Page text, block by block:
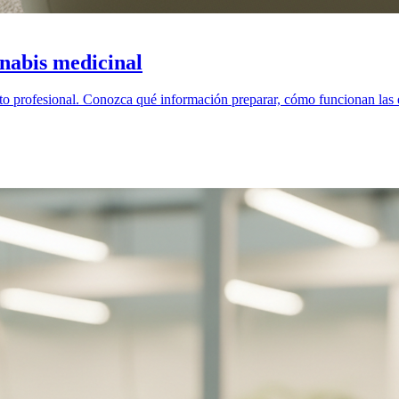
medicinal
Conozca qué información preparar, cómo funcionan